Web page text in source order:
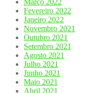
Fevereiro 2022
Janeiro 2022
Novembro 2021
Outubro 2021
Setembro 2021
Agosto 2021
Julho 2021
Junho 2021
Maio 2021
Abril 2021